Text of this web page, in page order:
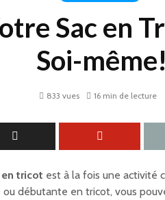
Sac en
Soi-même!
833 vues 16 min de lecture
en tricot est à la fois une activité
débutante en tricot, vous